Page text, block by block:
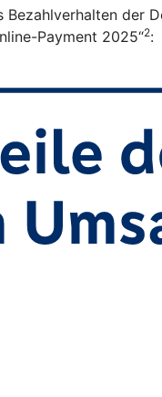
der
Payment 2025“2: